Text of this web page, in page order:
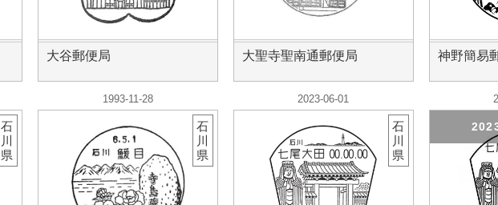
大谷郵便局 大聖寺聖南通郵便局 神野簡易
石
川
県
1993-11-28
石
川
県
2023-06-01
石
川
県